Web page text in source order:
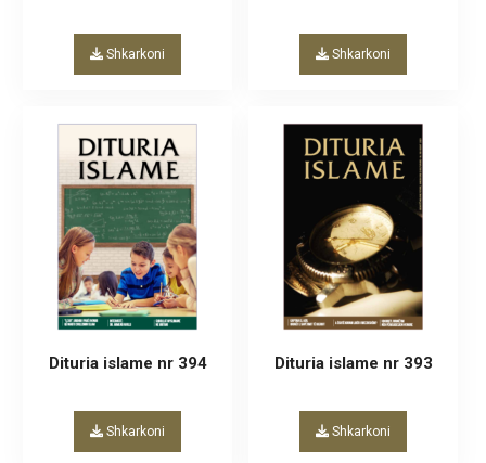
Shkarkoni Shkarkoni
Dituria islame nr 394
Shkarkoni
Dituria islame nr 393
Shkarkoni